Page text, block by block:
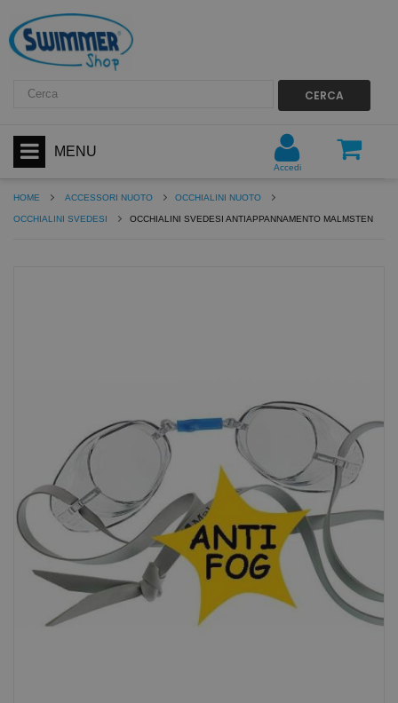
CERCA
MENU
Accedi
HOME ACCESSORI NUOTO OCCHIALINI NUOTO
OCCHIALINI SVEDESI OCCHIALINI SVEDESI ANTIAPPANNAMENTO MALMSTEN